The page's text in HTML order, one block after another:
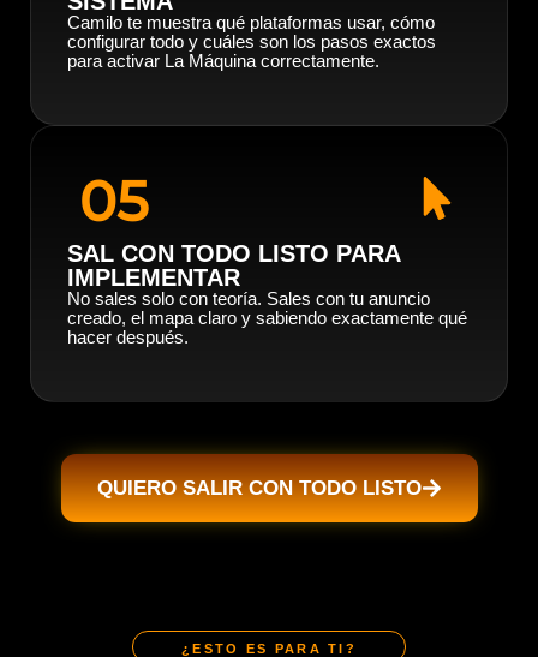
Camilo te muestra qué plataformas usar, cómo
configurar todo y cuáles son los pasos exactos
para activar La Máquina correctamente.
05
SAL CON TODO LISTO PARA
IMPLEMENTAR
No sales solo con teoría. Sales con tu anuncio
creado, el mapa claro y sabiendo exactamente qué
hacer después.
QUIERO SALIR CON TODO LISTO
¿ESTO ES PARA TI?